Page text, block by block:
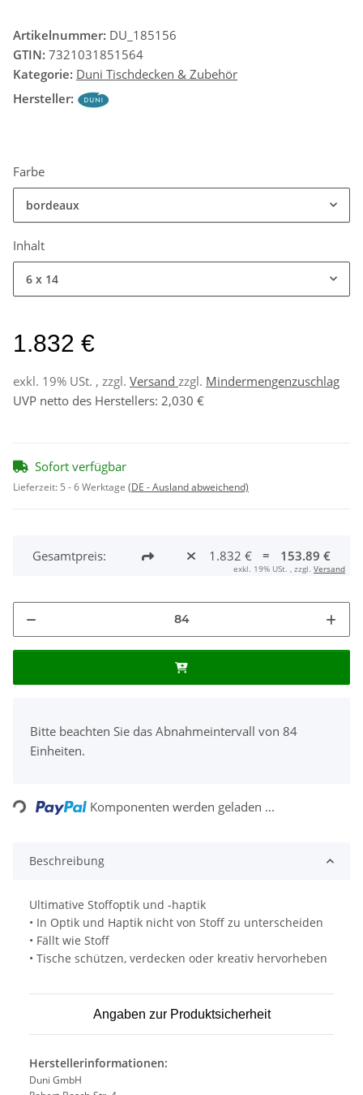
Artikelnummer: DU_185156
GTIN: 7321031851564
Kategorie: Duni Tischdecken & Zubehör
Hersteller:
Farbe
bordeaux
Inhalt
6 x 14
1.832 €
exkl. 19% USt. , zzgl. Versand zzgl. Mindermengenzuschlag
UVP netto des Herstellers: 2,030 €
Sofort verfügbar
Lieferzeit: 5 - 6 Werktage (DE - Ausland abweichend)
Gesamtpreis: 1.832 € = 153.89 €
exkl. 19% USt. , zzgl. Versand
Bitte beachten Sie das Abnahmeintervall von 84
Einheiten.
Loading... Komponenten werden geladen ...
Beschreibung
Ultimative Stoffoptik und -haptik
• In Optik und Haptik nicht von Stoff zu unterscheiden
• Fällt wie Stoff
• Tische schützen, verdecken oder kreativ hervorheben
Angaben zur Produktsicherheit
Herstellerinformationen:
Duni GmbH